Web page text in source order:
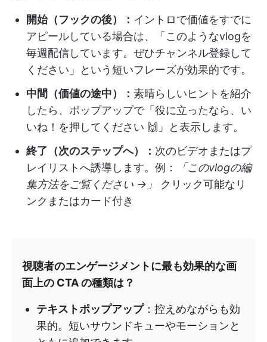
開始（フックの後）： イントロで価値をすでに
アピールしている場合は、「このようなvlogを
毎週配信しています。ぜひチャンネル登録して
ください」という短いフレーズが効果的です。
中間（価値の途中）： 素晴らしいヒントを紹介
したら、ポップアップで「役に立ったなら、い
いね！を押してください 🙌」と表示します。
終了（次のステップへ）： 次のビデオまたはプ
レイリストへ誘導します。例：
「このvlogの編
集方法をご覧ください →」 クリック可能なリ
ンクまたはカード付き
視聴者のエンゲージメントに最も効果的な画
面上の CTA の種類は？
テキストポップアップ：控えめながらも効
果的。短いサウンドキューやモーションと